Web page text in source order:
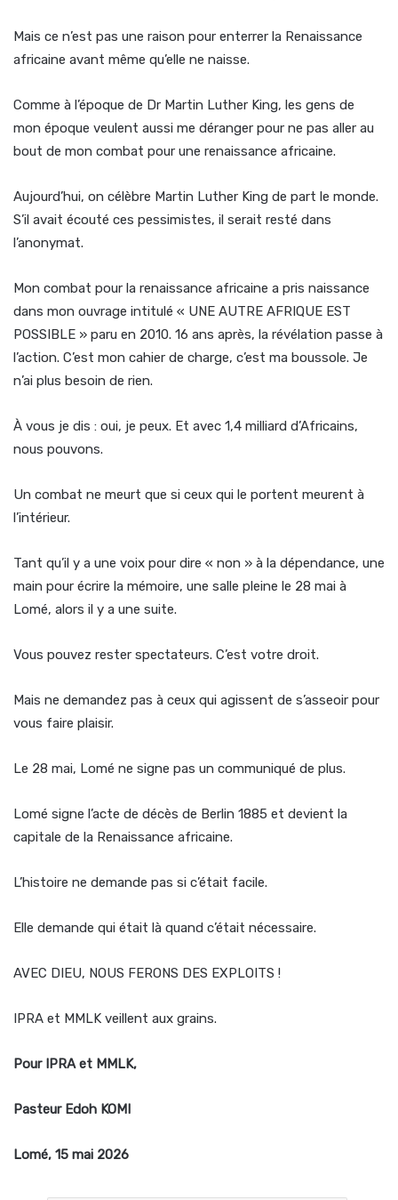
Mais ce n’est pas une raison pour enterrer la Renaissance
africaine avant même qu’elle ne naisse.
Comme à l’époque de Dr Martin Luther King, les gens de
mon époque veulent aussi me déranger pour ne pas aller au
bout de mon combat pour une renaissance africaine.
Aujourd’hui, on célèbre Martin Luther King de part le monde.
S’il avait écouté ces pessimistes, il serait resté dans
l’anonymat.
Mon combat pour la renaissance africaine a pris naissance
dans mon ouvrage intitulé « UNE AUTRE AFRIQUE EST
POSSIBLE » paru en 2010. 16 ans après, la révélation passe à
l’action. C’est mon cahier de charge, c’est ma boussole. Je
n’ai plus besoin de rien.
À vous je dis : oui, je peux. Et avec 1,4 milliard d’Africains,
nous pouvons.
Un combat ne meurt que si ceux qui le portent meurent à
l’intérieur.
Tant qu’il y a une voix pour dire « non » à la dépendance, une
main pour écrire la mémoire, une salle pleine le 28 mai à
Lomé, alors il y a une suite.
Vous pouvez rester spectateurs. C’est votre droit.
Mais ne demandez pas à ceux qui agissent de s’asseoir pour
vous faire plaisir.
Le 28 mai, Lomé ne signe pas un communiqué de plus.
Lomé signe l’acte de décès de Berlin 1885 et devient la
capitale de la Renaissance africaine.
L’histoire ne demande pas si c’était facile.
Elle demande qui était là quand c’était nécessaire.
AVEC DIEU, NOUS FERONS DES EXPLOITS !
IPRA et MMLK veillent aux grains.
Pour IPRA et MMLK,
Pasteur Edoh KOMI
Lomé, 15 mai 2026